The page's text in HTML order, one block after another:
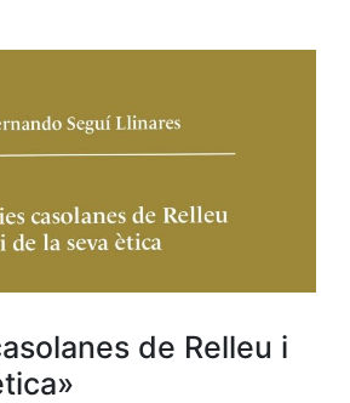
de Relleu i